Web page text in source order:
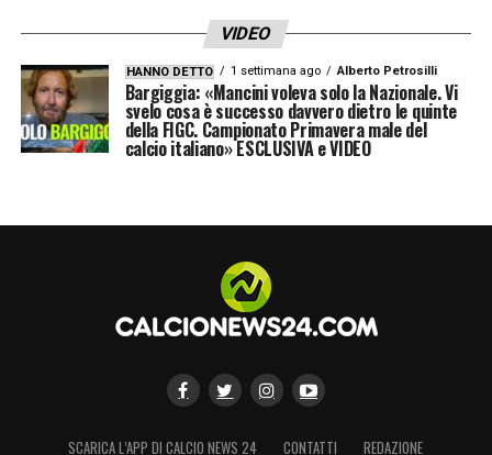
VIDEO
HANNO DETTO 1 settimana ago Alberto Petrosilli
Bargiggia: «Mancini voleva solo la Nazionale. Vi
svelo cosa è successo davvero dietro le quinte
della FIGC. Campionato Primavera male del
calcio italiano» ESCLUSIVA e VIDEO
SCARICA L’APP DI CALCIO NEWS 24 CONTATTI REDAZIONE